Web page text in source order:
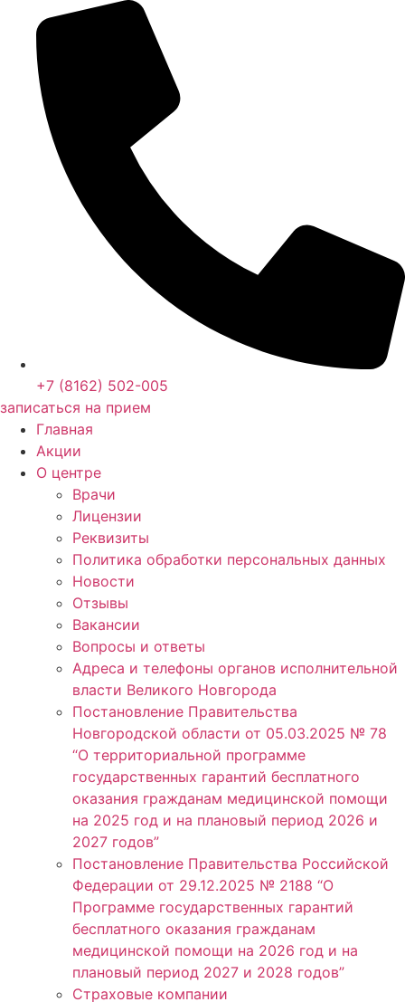
+7 (8162) 502-005
записаться на прием
Главная
Акции
О центре
Врачи
Лицензии
Реквизиты
Политика обработки персональных данных
Новости
Отзывы
Вакансии
Вопросы и ответы
Адреса и телефоны органов исполнительной
власти Великого Новгорода
Постановление Правительства
Новгородской области от 05.03.2025 № 78
“О территориальной программе
государственных гарантий бесплатного
оказания гражданам медицинской помощи
на 2025 год и на плановый период 2026 и
2027 годов”
Постановление Правительства Российской
Федерации от 29.12.2025 № 2188 “О
Программе государственных гарантий
бесплатного оказания гражданам
медицинской помощи на 2026 год и на
плановый период 2027 и 2028 годов”
Страховые компании